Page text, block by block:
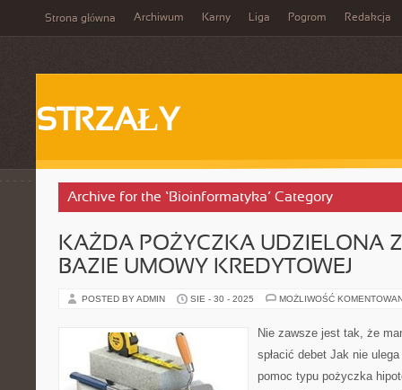
Strona główna Archiwum Karny Liga Pogrom Redakcja
STRZAŁY
Archive for the ‘Bioinformatyka’ Category
KAŻDA POŻYCZKA UDZIELONA
BAZIE UMOWY KREDYTOWEJ
POSTED BY ADMIN SIE - 30 - 2025 MOŻLIWOŚĆ
Nie zawsze jest tak, że
spłacić debet Jak nie
pomoc typu pożyczka